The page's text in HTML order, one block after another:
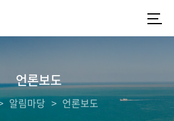
언론보도
알림마당 언론보도